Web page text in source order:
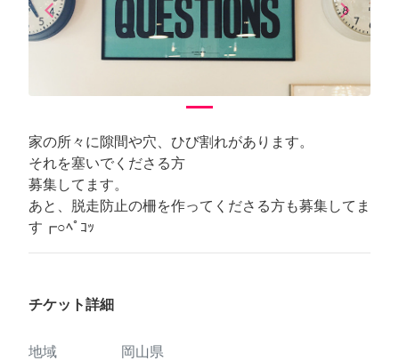
arrow_back_iosPrevious arrow_forward_iosNext
家の所々に隙間や穴、ひび割れがあります。
それを塞いでくださる方
募集してます。
あと、脱走防止の柵を作ってくださる方も募集してま
す┏○ﾍﾟｺｯ
チケット詳細
地域 岡山県